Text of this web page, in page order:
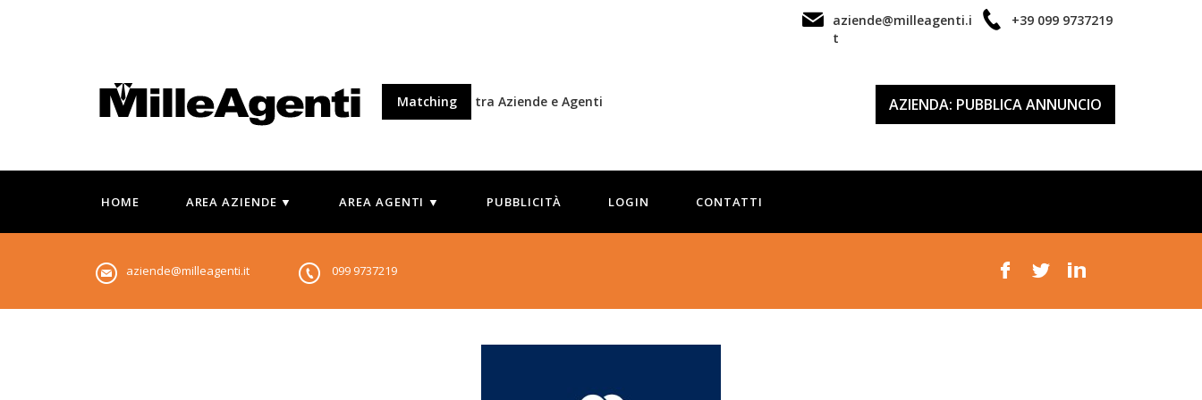
+39 099 9737219
aziende@milleagenti.i
t
Matching tra Aziende e Agenti AZIENDA: PUBBLICA ANNUNCIO
HOME AREA AZIENDE ▼ AREA AGENTI ▼ PUBBLICITÀ LOGIN CONTATTI
aziende@milleagenti.it 099 9737219